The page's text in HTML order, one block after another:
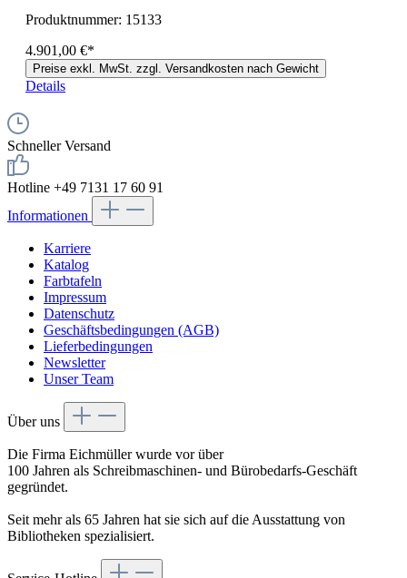
Produktnummer: 15133
4.901,00 €*
Preise exkl. MwSt. zzgl. Versandkosten nach Gewicht
Details
Schneller Versand
Hotline +49 7131 17 60 91
Informationen
Karriere
Katalog
Farbtafeln
Impressum
Datenschutz
Geschäftsbedingungen (AGB)
Lieferbedingungen
Newsletter
Unser Team
Über uns
Die Firma Eichmüller wurde vor über
100 Jahren als Schreibmaschinen- und Bürobedarfs-Geschäft
gegründet.
Seit mehr als 65 Jahren hat sie sich auf die Ausstattung von
Bibliotheken spezialisiert.